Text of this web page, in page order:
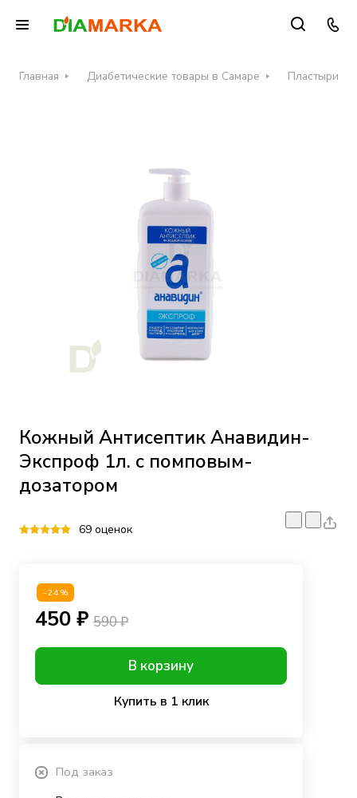
Главная Диабетические товары в Самаре Пластыри и
Кожный Антисептик Анавидин-
Экспроф 1л. с помповым-
дозатором
69 оценок
-24%
450 ₽ 590 ₽
В корзину
Купить в 1 клик
Под заказ